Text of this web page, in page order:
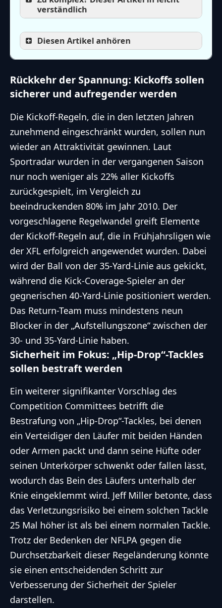
verständlich
Diesen Artikel anhören
Rückkehr der Spannung: Kickoffs sollen
sicherer und aufregender werden
Die Kickoff-Regeln, die in den letzten Jahren
zunehmend eingeschränkt wurden, sollen nun
wieder an Attraktivität gewinnen. Laut
Sportradar wurden in der vergangenen Saison
nur noch weniger als 22% aller Kickoffs
zurückgespielt, im Vergleich zu
beeindruckenden 80% im Jahr 2010. Der
vorgeschlagene Regelwandel greift Elemente
der Kickoff-Regeln auf, die in Frühjahrsligen wie
der XFL erfolgreich angewendet wurden. Dabei
wird der Ball von der 35-Yard-Linie aus gekickt,
während die Kick-Coverage-Spieler an der
gegnerischen 40-Yard-Linie positioniert werden.
Das Return-Team muss mindestens neun
Blocker in der „Aufstellungszone“ zwischen der
30- und 35-Yard-Linie haben.
Sicherheit im Fokus: „Hip-Drop“-Tackles
sollen bestraft werden
Ein weiterer signifikanter Vorschlag des
Competition Committees betrifft die
Bestrafung von „Hip-Drop“-Tackles, bei denen
ein Verteidiger den Läufer mit beiden Händen
oder Armen packt und dann seine Hüfte oder
seinen Unterkörper schwenkt oder fallen lässt,
wodurch das Bein des Läufers unterhalb der
Knie eingeklemmt wird. Jeff Miller betonte, dass
das Verletzungsrisiko bei einem solchen Tackle
25 Mal höher ist als bei einem normalen Tackle.
Trotz der Bedenken der NFLPA gegen die
Durchsetzbarkeit dieser Regeländerung könnte
sie einen entscheidenden Schritt zur
Verbesserung der Sicherheit der Spieler
darstellen.